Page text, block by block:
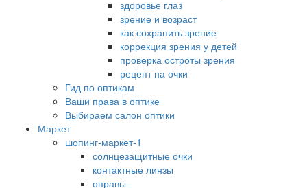
здоровье глаз
зрение и возраст
как сохранить зрение
коррекция зрения у детей
проверка остроты зрения
рецепт на очки
Гид по оптикам
Ваши права в оптике
Выбираем салон оптики
Маркет
шопинг-маркет-1
солнцезащитные очки
контактные линзы
оправы